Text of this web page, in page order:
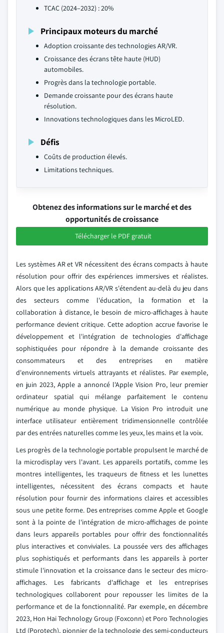
TCAC (2024–2032) : 20%
Principaux moteurs du marché
Adoption croissante des technologies AR/VR.
Croissance des écrans tête haute (HUD)
automobiles.
Progrès dans la technologie portable.
Demande croissante pour des écrans haute
résolution.
Innovations technologiques dans les MicroLED.
Défis
Coûts de production élevés.
Limitations techniques.
Obtenez des informations sur le marché et des
opportunités de croissance
Télécharger le PDF gratuit
Les systèmes AR et VR nécessitent des écrans compacts à haute
résolution pour offrir des expériences immersives et réalistes.
Alors que les applications AR/VR s'étendent au-delà du jeu dans
des secteurs comme l'éducation, la formation et la
collaboration à distance, le besoin de micro-affichages à haute
performance devient critique. Cette adoption accrue favorise le
développement et l'intégration de technologies d'affichage
sophistiquées pour répondre à la demande croissante des
consommateurs et des entreprises en matière
d'environnements virtuels attrayants et réalistes. Par exemple,
en juin 2023, Apple a annoncé l'Apple Vision Pro, leur premier
ordinateur spatial qui mélange parfaitement le contenu
numérique au monde physique. La Vision Pro introduit une
interface utilisateur entièrement tridimensionnelle contrôlée
par des entrées naturelles comme les yeux, les mains et la voix.
Les progrès de la technologie portable propulsent le marché de
la microdisplay vers l'avant. Les appareils portatifs, comme les
montres intelligentes, les traqueurs de fitness et les lunettes
intelligentes, nécessitent des écrans compacts et haute
résolution pour fournir des informations claires et accessibles
sous une petite forme. Des entreprises comme Apple et Google
sont à la pointe de l'intégration de micro-affichages de pointe
dans leurs appareils portables pour offrir des fonctionnalités
plus interactives et conviviales. La poussée vers des affichages
plus sophistiqués et performants dans les appareils à porter
stimule l'innovation et la croissance dans le secteur des micro-
affichages. Les fabricants d'affichage et les entreprises
technologiques collaborent pour repousser les limites de la
performance et de la fonctionnalité. Par exemple, en décembre
2023, Hon Hai Technology Group (Foxconn) et Poro Technologies
Ltd (Porotech), pionnier de la technologie des semi-conducteurs